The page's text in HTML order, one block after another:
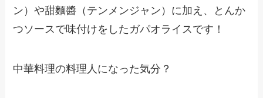
ン）や甜麵醬（テンメンジャン）に加え、とんか
つソースで味付けをしたガパオライスです！
中華料理の料理人になった気分？